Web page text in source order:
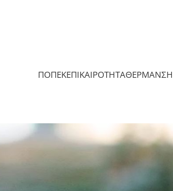
ΠΟΠΕΚΕΠΙΚΑΙΡΟΤΗΤΑΘΕΡΜΑΝΣΗ